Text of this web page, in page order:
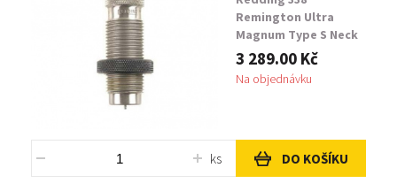
Remington Ultra
Magnum Type S Neck
Die
3 289.00 Kč
Na objednávku
ks DO KOŠÍKU